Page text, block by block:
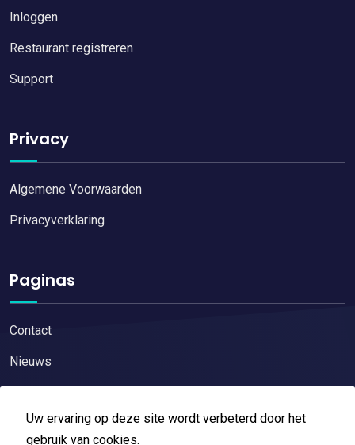
Uw ervaring op deze site wordt verbeterd door het
gebruik van cookies.
Inloggen
Restaurant registreren
Support
Privacy
Algemene Voorwaarden
Privacyverklaring
Paginas
Contact
Nieuws